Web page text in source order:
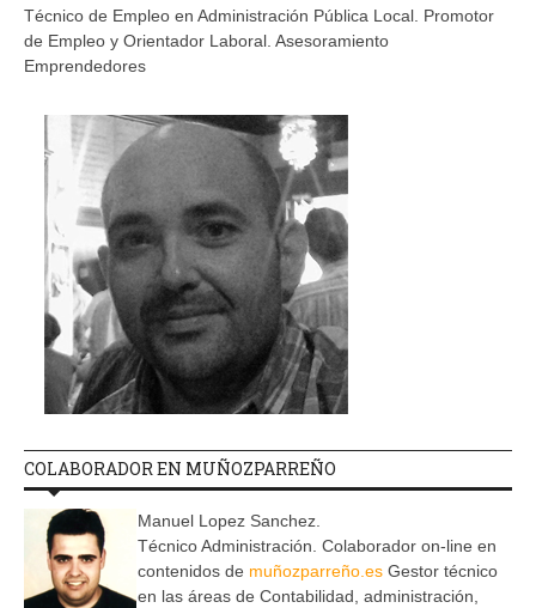
Técnico de Empleo en Administración Pública Local. Promotor
de Empleo y Orientador Laboral. Asesoramiento
Emprendedores
COLABORADOR EN MUÑOZPARREÑO
Manuel Lopez Sanchez.
Técnico Administración. Colaborador on-line en
contenidos de muñozparreño.es Gestor técnico
en las áreas de Contabilidad, administración,